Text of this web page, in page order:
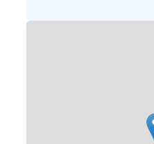
Stratenplan